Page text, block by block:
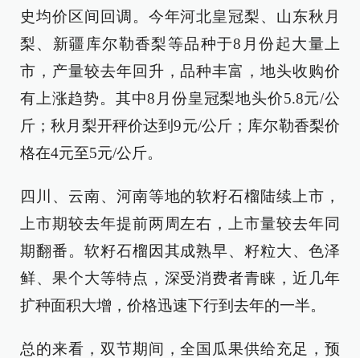
史均价区间回调。今年河北皇冠梨、山东秋月
梨、新疆库尔勒香梨等品种于8月份起大量上
市，产量较去年回升，品种丰富，地头收购价
有上涨趋势。其中8月份皇冠梨地头价5.8元/公
斤；秋月梨开秤价达到9元/公斤；库尔勒香梨价
格在4元至5元/公斤。
四川、云南、河南等地的软籽石榴陆续上市，
上市期较去年提前两周左右，上市量较去年同
期翻番。软籽石榴因其成熟早、籽粒大、色泽
鲜、果个大等特点，深受消费者青睐，近几年
扩种面积大增，价格迅速下行到去年的一半。
总的来看，双节期间，全国瓜果供给充足，预